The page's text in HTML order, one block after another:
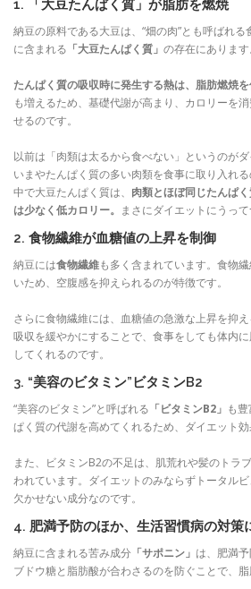
1. 「大豆たんぱく質」が脂肪を燃焼
納豆の原料である大豆は、“畑の肉”とも呼ばれ
に含まれる 「大豆たんぱく質」 の存在にあります
たんぱく質の吸収時に発生する熱は、脂肪燃焼を
も増えるため、基礎代謝が高まり、カロリーを
せるのです。
以前は「肉類は太るから食べない」というのがダ
いまやたんぱく質の多い肉類を食事に取り入れ
中で大豆たんぱく質は、 肉類とほぼ同じたんぱ
は少なく低カロリー。 まさにダイエットにうって
2. 食物繊維が血糖値の上昇を制御
納豆には食物繊維も多く含まれています。食物
いため、空腹感を抑えられるのが特徴です。
さらに食物繊維には、血糖値の急激な上昇を抑
吸収を緩やかにすることで、食事をしても体内
してくれるのです。
3. “美容のビタミン”ビタミンB2
“美容のビタミン”と呼ばれる 「ビタミンB2」 も
ぱく質の代謝を高めてくれるため、ダイエット効
また、ビタミンB2の不足は、肌荒れや髪のトラ
われています。ダイエットのみならずトータル
欠かせない成分なのです。
4. 肥満予防のほか、生活習慣病の対策
納豆に含まれる苦み成分 「サポニン」 は、肥満
ブドウ糖と脂肪酸が合わさるのを防ぐことで、脂